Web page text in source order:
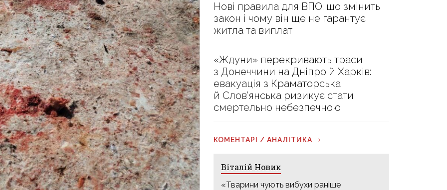
Нові правила для ВПО: що змінить
закон і чому він ще не гарантує
житла та виплат
«Ждуни» перекривають траси
з Донеччини на Дніпро й Харків:
евакуація з Краматорська
й Слов’янська ризикує стати
смертельно небезпечною
КОМЕНТАРІ / АНАЛІТИКА
Віталій Новик
«Тварини чують вибухи раніше